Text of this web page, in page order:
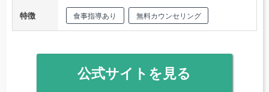
特徴 食事指導あり 無料カウンセリング
公式サイトを見る